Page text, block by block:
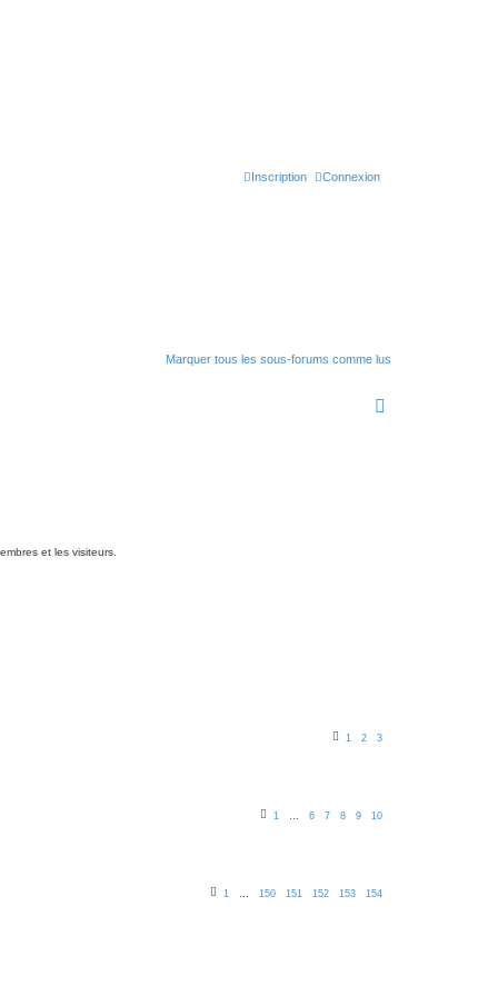
Connexion
Inscription
Marquer tous les sous-forums comme lus
et les visiteurs.
1 2 3
1 6 7 8 9 10
1 150 151 152 153 154